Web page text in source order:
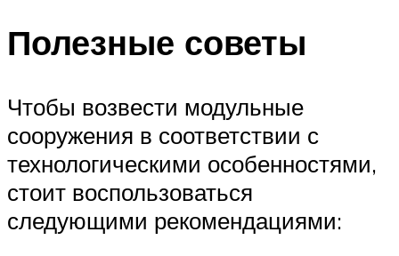
Полезные советы
Чтобы возвести модульные
сооружения в соответствии с
технологическими особенностями,
стоит воспользоваться
следующими рекомендациями: